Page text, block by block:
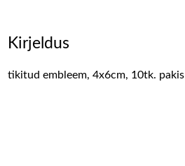
Kirjeldus
tikitud embleem, 4x6cm, 10tk. pakis